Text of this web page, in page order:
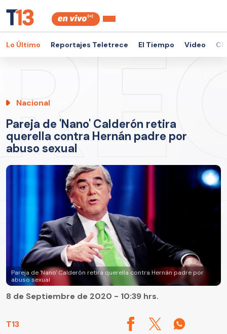
Lo Último Reportajes Teletrece El Tiempo Video
Nacional
Pareja de 'Nano' Calderón retira
querella contra Hernán padre por
abuso sexual
Pareja de 'Nano' Calderón retira querella contra Hernán padre por
abuso sexual
T13
8 de Septiembre de 2020 - 10:39 hrs.